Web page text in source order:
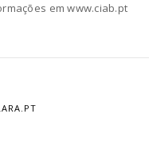
em www.ciab.pt